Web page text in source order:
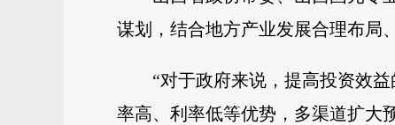
谋划，结合地方产业发展合理布局
“对于政府来说，提高投资效
率高、利率低等优势，多渠道扩大